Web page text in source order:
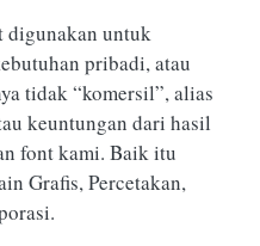
digunakan untuk
pribadi, atau
tidak “komersil”, alias
keuntungan dari hasil
font kami. Baik itu
Grafis, Percetakan,